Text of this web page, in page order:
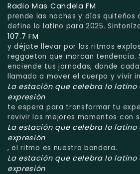
Radio Mas Candela FM
prende las noches y días quiteños
define lo latino para 2025.
107.7 FM
y déjate llevar por los ritmos
reggaeton que marcan tendencia.
enciende tus jornadas, donde
llamado a mover el cuerpo y vivir
La estación que celebra lo latino
expresión
te espera para transformar tu
revivir los mejores momentos con
La estación que celebra lo latino
expresión
, el ritmo es nuestra bandera.
La estación que celebra lo latino
expresión